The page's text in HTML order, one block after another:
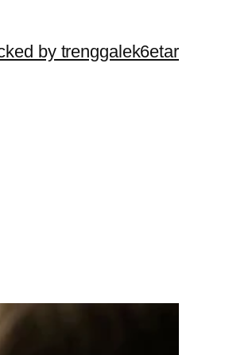
by trenggalek6etar